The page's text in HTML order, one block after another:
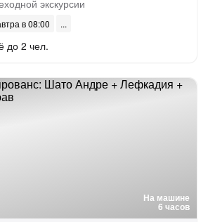
экскурсии
в 08:00
до 2 чел.
На машине
6 часов